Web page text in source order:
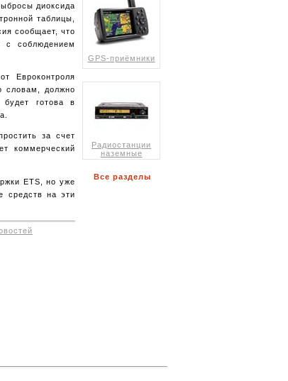
диоксида
таблицы,
сообщает, что
с соблюдением
Евроконтроля
словам, должно
готова в
за счет
коммерческий
ETS, но уже
средств на эти
GPS-приёмники
Радиостанции
наземные
Все разделы